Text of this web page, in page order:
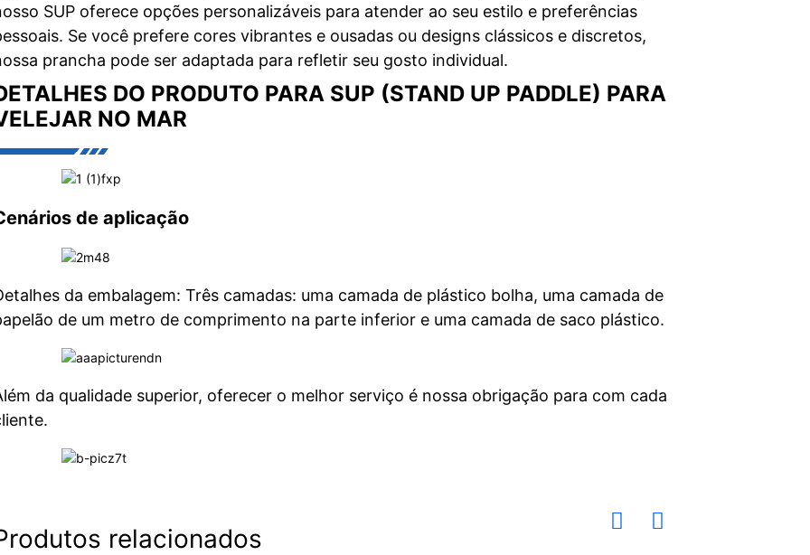
SUP oferece opções personalizáveis ​​para atender ao seu estilo e preferências
Se você prefere cores vibrantes e ousadas ou designs clássicos e discretos,
prancha pode ser adaptada para refletir seu gosto individual.
DO PRODUTO PARA SUP (STAND UP PADDLE) PARA
NO MAR
de aplicação
da embalagem: Três camadas: uma camada de plástico bolha, uma camada de
de um metro de comprimento na parte inferior e uma camada de saco plástico.
da qualidade superior, oferecer o melhor serviço é nossa obrigação para com cada
relacionados